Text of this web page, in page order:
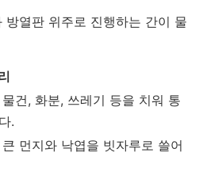
방열판 위주로 진행하는 간이 물
건, 화분, 쓰레기 등을 치워 통
.
먼지와 낙엽을 빗자루로 쓸어